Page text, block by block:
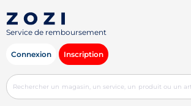
Service de remboursement
Connexion Inscription